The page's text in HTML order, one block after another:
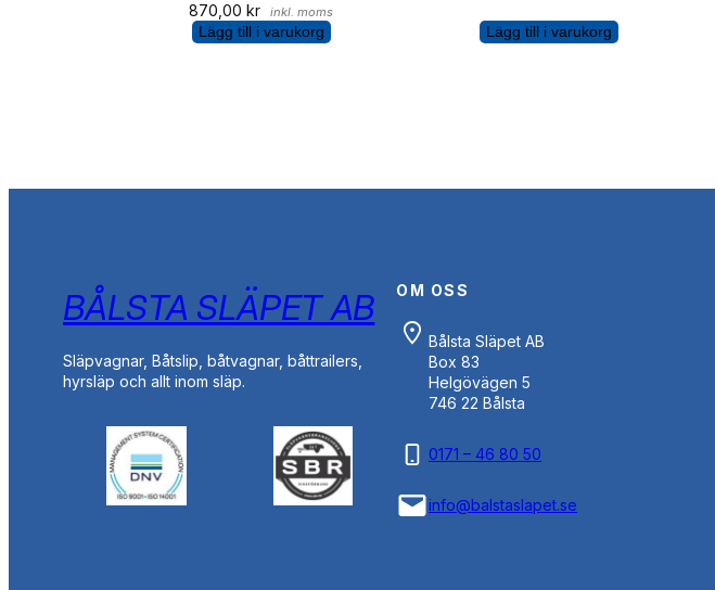
870,00kr inkl. moms
Lägg till i varukorg Lägg till i varukorg
BÅLSTA SLÄPET AB
Släpvagnar, Båtslip, båtvagnar, båttrailers,
hyrsläp och allt inom släp.
OM OSS
Bålsta Släpet AB
Box 83
Helgövägen 5
746 22 Bålsta
0171 – 46 80 50
info@balstaslapet.se